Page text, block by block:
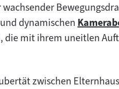
dynamischenZum
Inhalt:
die mit ihrem uneitlen
zwischen